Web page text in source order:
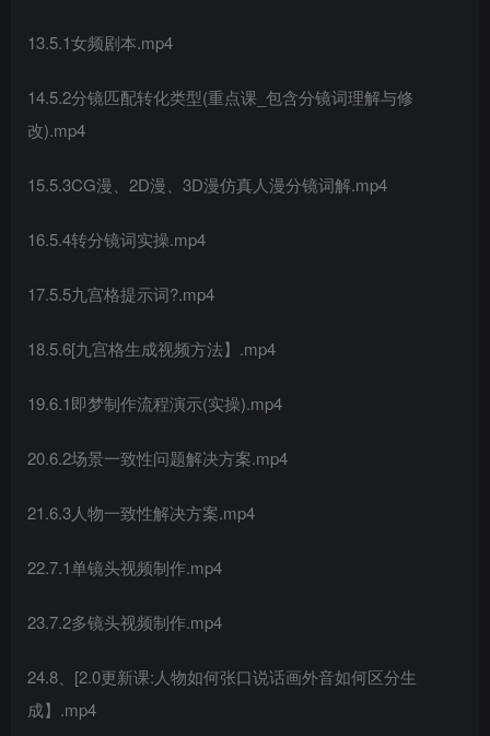
13.5.1女频剧本.mp4
14.5.2分镜匹配转化类型(重点课_包含分镜词理解与修
改).mp4
15.5.3CG漫、2D漫、3D漫仿真人漫分镜词解.mp4
16.5.4转分镜词实操.mp4
17.5.5九宫格提示词?.mp4
18.5.6[九宫格生成视频方法】.mp4
19.6.1即梦制作流程演示(实操).mp4
20.6.2场景一致性问题解决方案.mp4
21.6.3人物一致性解决方案.mp4
22.7.1单镜头视频制作.mp4
23.7.2多镜头视频制作.mp4
24.8、[2.0更新课:人物如何张口说话画外音如何区分生
成】.mp4